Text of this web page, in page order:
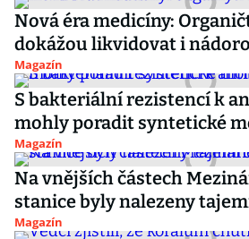
Nová éra medicíny:
dokážou likvidovat i
Magazín
S bakteriální rezistencí k
mohly poradit syntetické
Magazín
Na vnějších částech
stanice byly nalezeny
Magazín